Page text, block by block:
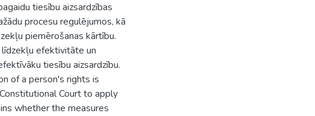
tiesību aizsardzības
procesu regulējumos, kā
piemērošanas kārtību.
efektivitāte un
tiesību aizsardzību.
of a person's rights is
Court to apply
whether the measures